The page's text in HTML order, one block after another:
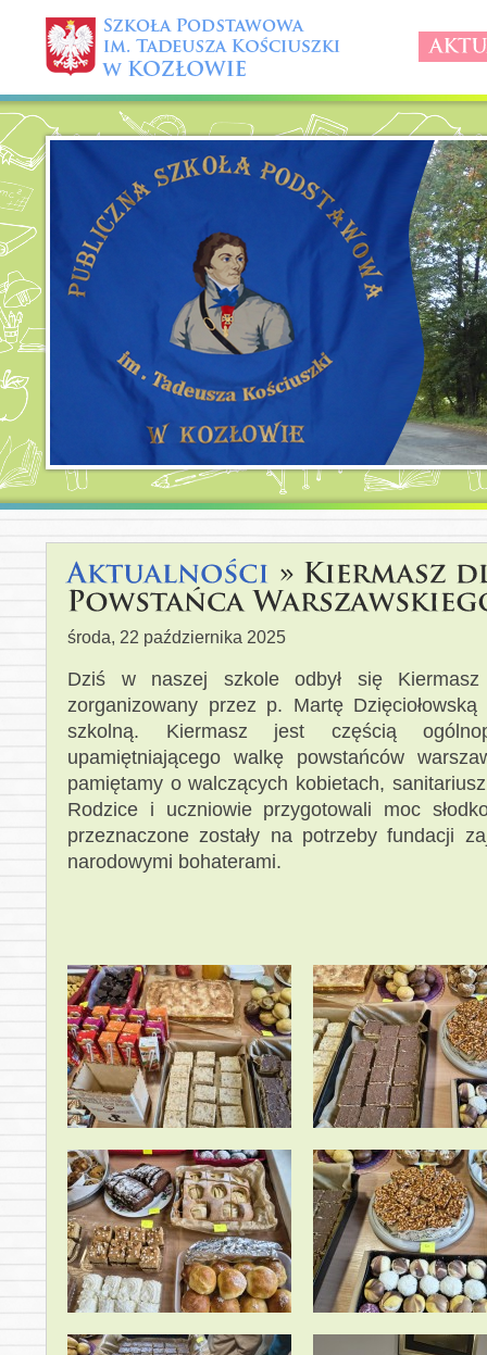
środa, 22 października 2025
Dziś w naszej szkole odbył się Kiermasz
zorganizowany przez p. Martę Dzięciołowską
szkolną. Kiermasz jest częścią
upamiętniającego walkę powstańców
pamiętamy o walczących kobietach,
Rodzice i uczniowie przygotowali moc
przeznaczone zostały na potrzeby fundacji
narodowymi bohaterami.